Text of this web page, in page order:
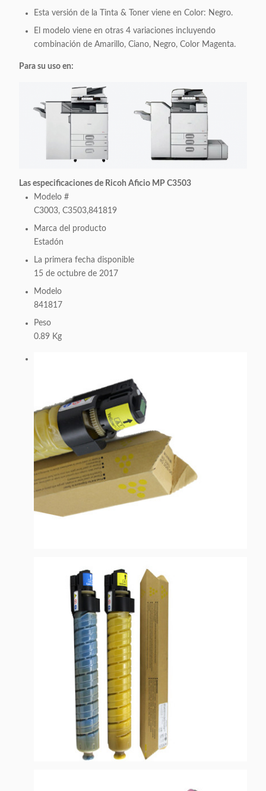
Esta versión de la Tinta & Toner viene en Color: Negro.
El modelo viene en otras 4 variaciones incluyendo
combinación de Amarillo, Ciano, Negro, Color Magenta.
Para su uso en:
Las especificaciones de Ricoh Aficio MP C3503
Modelo #
C3003, C3503,841819
Marca del producto
Estadón
La primera fecha disponible
15 de octubre de 2017
Modelo
841817
Peso
0.89 Kg